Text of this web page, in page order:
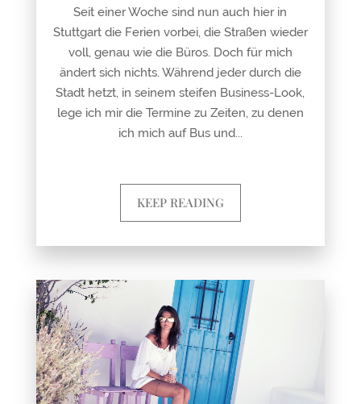
Seit einer Woche sind nun auch hier in
Stuttgart die Ferien vorbei, die Straßen wieder
voll, genau wie die Büros. Doch für mich
ändert sich nichts. Während jeder durch die
Stadt hetzt, in seinem steifen Business-Look,
lege ich mir die Termine zu Zeiten, zu denen
ich mich auf Bus und...
KEEP READING